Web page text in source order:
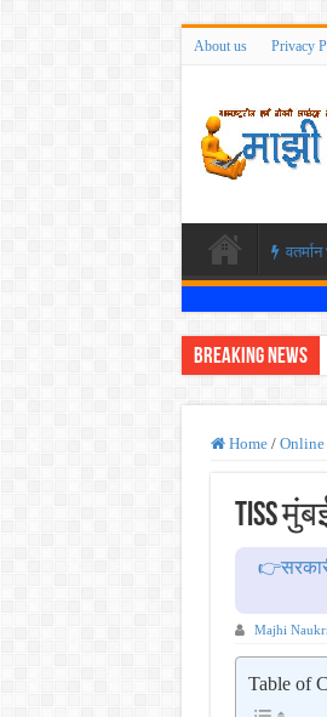
About us Privacy
Breaking News
Home /
TISS
Majhi Naukri
Table of